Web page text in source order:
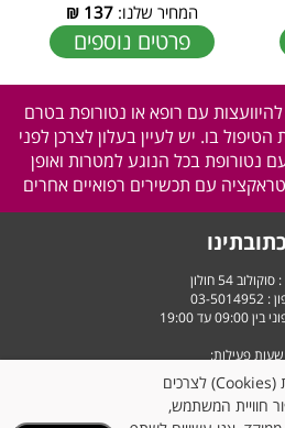
המחיר שלנו:137
₪
פרטים נוספים
עם רופא או נטורופת בטרם
בו. יש לעיין בעלון לצרכן לפני
נטורופת בכל הנוגע למטרות ואופן
עם תכשירים רפואיים אחרים
כתובתינו
54 חולון
:
03-5014952
עד 19:00
שעות פעילות:
עד 19:30
9:00 עד 14:30
האתר עושה שימוש בקובצי עוגיות (Cookies) לצרכים
חוויית המשתמש,